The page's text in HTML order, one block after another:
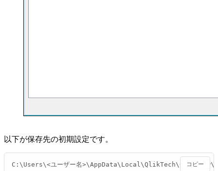
以下が保存先の初期設定です。
C:\Users\<ユーザー名 コピー